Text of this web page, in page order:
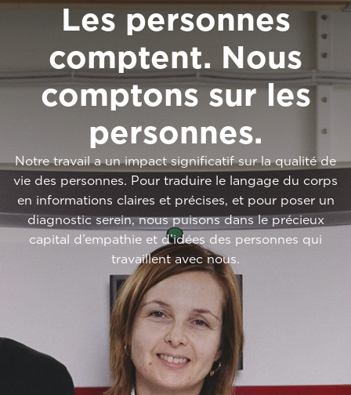
Les personnes
comptent. Nous
comptons sur les
personnes.
Notre travail a un impact significatif sur la qualité de
vie des personnes. Pour traduire le langage du corps
en informations claires et précises, et pour poser un
diagnostic serein, nous puisons dans le précieux
capital d’empathie et d’idées des personnes qui
travaillent avec nous.